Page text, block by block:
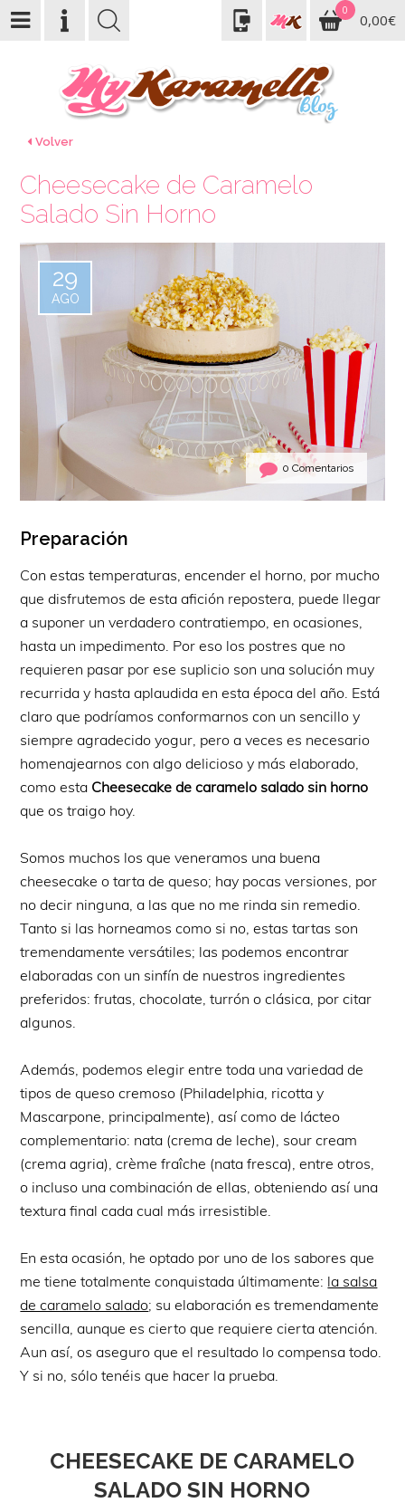
0
0,00€
Volver
Cheesecake de Caramelo
Salado Sin Horno
29
AGO
0 Comentarios
Preparación
Con estas temperaturas, encender el horno, por mucho
que disfrutemos de esta afición repostera, puede llegar
a suponer un verdadero contratiempo, en ocasiones,
hasta un impedimento. Por eso los postres que no
requieren pasar por ese suplicio son una solución muy
recurrida y hasta aplaudida en esta época del año. Está
claro que podríamos conformarnos con un sencillo y
siempre agradecido yogur, pero a veces es necesario
homenajearnos con algo delicioso y más elaborado,
como esta Cheesecake de caramelo salado sin horno
que os traigo hoy.
Somos muchos los que veneramos una buena
cheesecake o tarta de queso; hay pocas versiones, por
no decir ninguna, a las que no me rinda sin remedio.
Tanto si las horneamos como si no, estas tartas son
tremendamente versátiles; las podemos encontrar
elaboradas con un sinfín de nuestros ingredientes
preferidos: frutas, chocolate, turrón o clásica, por citar
algunos.
Además, podemos elegir entre toda una variedad de
tipos de queso cremoso (Philadelphia, ricotta y
Mascarpone, principalmente), así como de lácteo
complementario: nata (crema de leche), sour cream
(crema agria), crème fraîche (nata fresca), entre otros,
o incluso una combinación de ellas, obteniendo así una
textura final cada cual más irresistible.
En esta ocasión, he optado por uno de los sabores que
me tiene totalmente conquistada últimamente: la salsa
de caramelo salado; su elaboración es tremendamente
sencilla, aunque es cierto que requiere cierta atención.
Aun así, os aseguro que el resultado lo compensa todo.
Y si no, sólo tenéis que hacer la prueba.
CHEESECAKE DE CARAMELO
SALADO SIN HORNO